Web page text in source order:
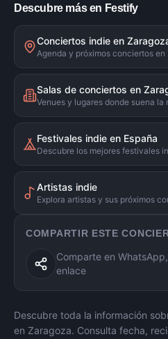
Descubre más en Festify
Conciertos indie en
Agenda y próximos conciertos en
Salas de conciertos en
Venues y lugares donde suena la
Festivales indie en España
Descubre los mejores festivales
Artistas indie
Explora artistas y sus próximos
COMPARTIR ESTE
Comparte en
enlace
Descubre toda la información
en Zaragoza. Consulta fecha,